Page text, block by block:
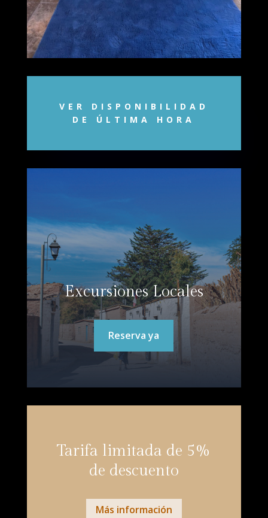
VER DISPONIBILIDAD
DE ÚLTIMA HORA
Excursiones Locales
Reserva ya
Tarifa limitada de 5%
de descuento
Más información